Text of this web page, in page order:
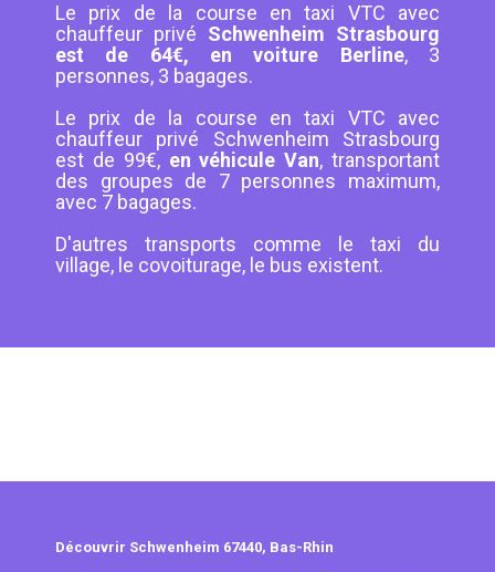
Le prix de la course en taxi VTC avec
chauffeur privé Schwenheim Strasbourg
est de 64€, en voiture Berline, 3
personnes, 3 bagages.
Le prix de la course en taxi VTC avec
chauffeur privé Schwenheim Strasbourg
est de 99€, en véhicule Van, transportant
des groupes de 7 personnes maximum,
avec 7 bagages.
D'autres transports comme le taxi du
village, le covoiturage, le bus existent.
Découvrir Schwenheim 67440, Bas-Rhin